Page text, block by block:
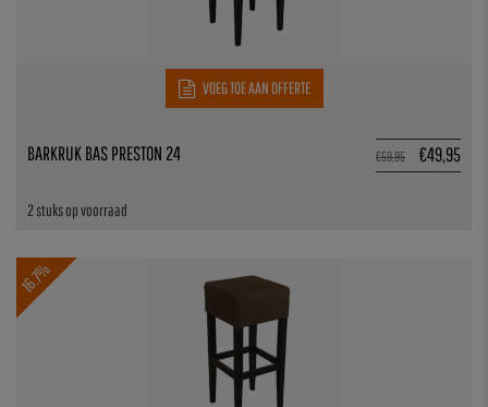
VOEG TOE AAN OFFERTE
€59,95 €49,95
2 stuks op voorraad
BARKRUK BAS PRESTON 24
16.7%